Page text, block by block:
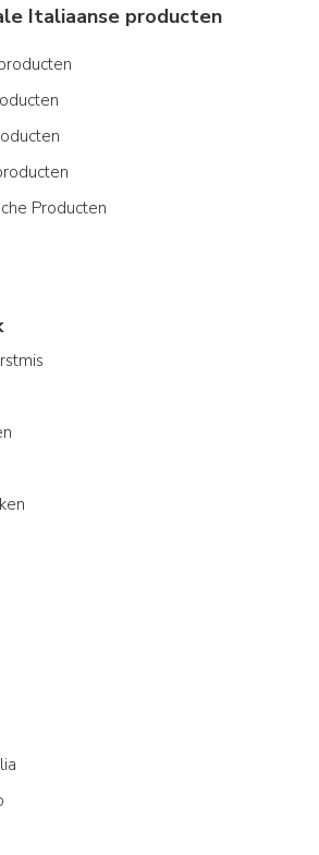
Italiaanse producten
Producten